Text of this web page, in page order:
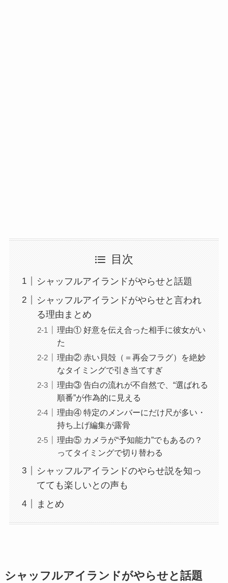
目次
シャッフルアイランドがやらせと話題
シャッフルアイランドがやらせと言われ
る理由まとめ
理由① 好意を伝え合った相手に彼女がい
た
理由② 赤い貝殻（＝再会フラグ）を絶妙
なタイミングで引き当てすぎ
理由③ 告白の流れが不自然で、“選ばれる
順番”が作為的に見える
理由④ 特定のメンバーにだけ尺が多い・
持ち上げ編集が露骨
理由⑤ カメラが“予知能力”でもあるの？
ってタイミングで切り替わる
シャッフルアイランドのやらせ説を知っ
てても楽しいとの声も
まとめ
シャッフルアイランドがやらせと話題